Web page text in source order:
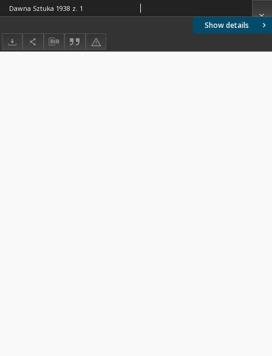
Show details
Dawna Sztuka 1938 z. 1